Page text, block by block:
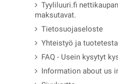
Tyyliluuri.fi nettikaupan
maksutavat.
Tietosuojaseloste
Yhteistyö ja
FAQ - Usein kysytyt
Information about us